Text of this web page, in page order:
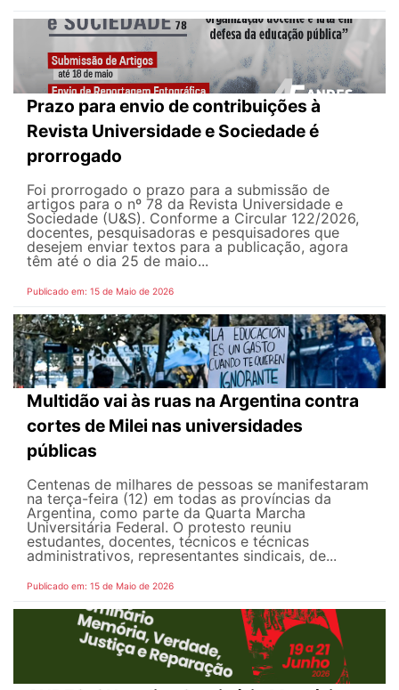
Prazo para envio de contribuições à
Revista Universidade e Sociedade é
prorrogado
Foi prorrogado o prazo para a submissão de
artigos para o nº 78 da Revista Universidade e
Sociedade (U&S). Conforme a Circular 122/2026,
docentes, pesquisadoras e pesquisadores que
desejem enviar textos para a publicação, agora
têm até o dia 25 de maio...
Publicado em: 15 de Maio de 2026
Multidão vai às ruas na Argentina contra
cortes de Milei nas universidades
públicas
Centenas de milhares de pessoas se manifestaram
na terça-feira (12) em todas as províncias da
Argentina, como parte da Quarta Marcha
Universitária Federal. O protesto reuniu
estudantes, docentes, técnicos e técnicas
administrativos, representantes sindicais, de...
Publicado em: 15 de Maio de 2026